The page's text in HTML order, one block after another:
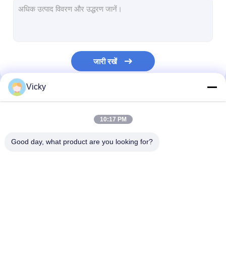
जारी रखें
हमारी श्रेणियाँ
Vicky
10:17 PM
Good day, what product are you looking for?